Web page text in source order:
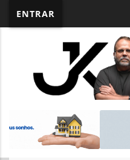
ENTRAR